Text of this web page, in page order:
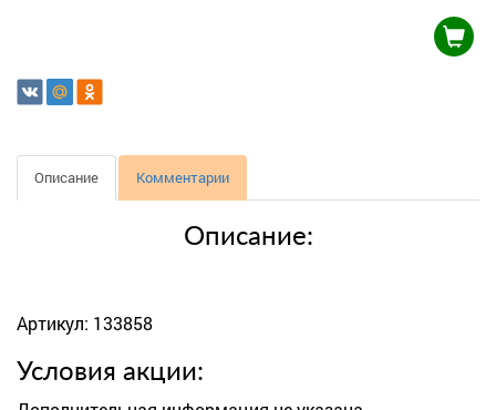
Описание Комментарии
Описание:
Артикул: 133858
Условия акции: